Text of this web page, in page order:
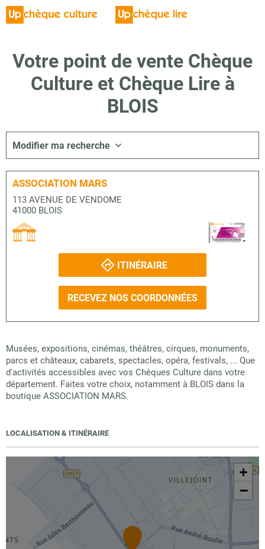
Votre point de vente Chèque
Culture et Chèque Lire à
BLOIS
Modifier ma recherche
ASSOCIATION MARS
113 AVENUE DE VENDOME
41000 BLOIS
ITINÉRAIRE
RECEVEZ NOS COORDONNÉES
Musées, expositions, cinémas, théâtres, cirques, monuments,
parcs et châteaux, cabarets, spectacles, opéra, festivals, ... Que
d'activités accessibles avec vos Chèques Culture dans votre
département. Faites votre choix, notamment à BLOIS dans la
boutique ASSOCIATION MARS.
LOCALISATION & ITINÉRAIRE
+
−